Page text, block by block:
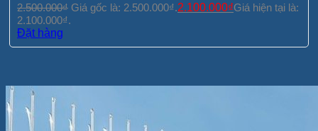
2.500.000₫ Giá gốc là: 2.500.000₫.2.100.000₫Giá hiện tại là:
2.100.000₫.
Đặt hàng